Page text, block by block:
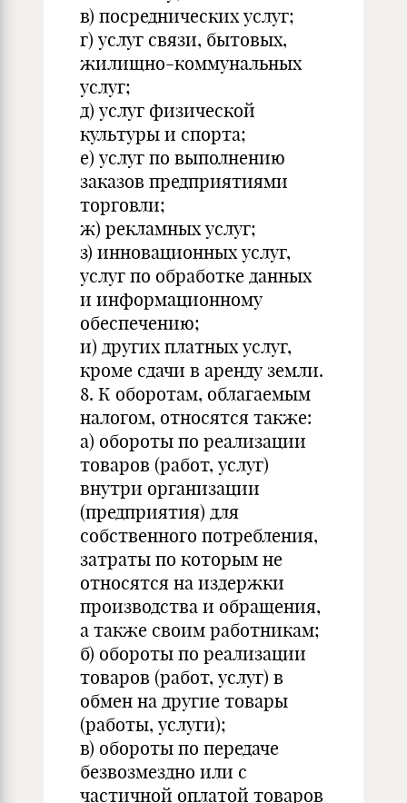
в) посреднических услуг;
г) услуг связи, бытовых,
жилищно-коммунальных
услуг;
д) услуг физической
культуры и спорта;
е) услуг по выполнению
заказов предприятиями
торговли;
ж) рекламных услуг;
з) инновационных услуг,
услуг по обработке данных
и информационному
обеспечению;
и) других платных услуг,
кроме сдачи в аренду земли.
8. К оборотам, облагаемым
налогом, относятся также:
а) обороты по реализации
товаров (работ, услуг)
внутри организации
(предприятия) для
собственного потребления,
затраты по которым не
относятся на издержки
производства и обращения,
а также своим работникам;
б) обороты по реализации
товаров (работ, услуг) в
обмен на другие товары
(работы, услуги);
в) обороты по передаче
безвозмездно или с
частичной оплатой товаров